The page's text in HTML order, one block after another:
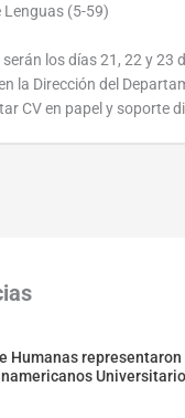
(5-59)
los días 21, 22 y 23
la Dirección del
CV en papel y soporte
Humanas